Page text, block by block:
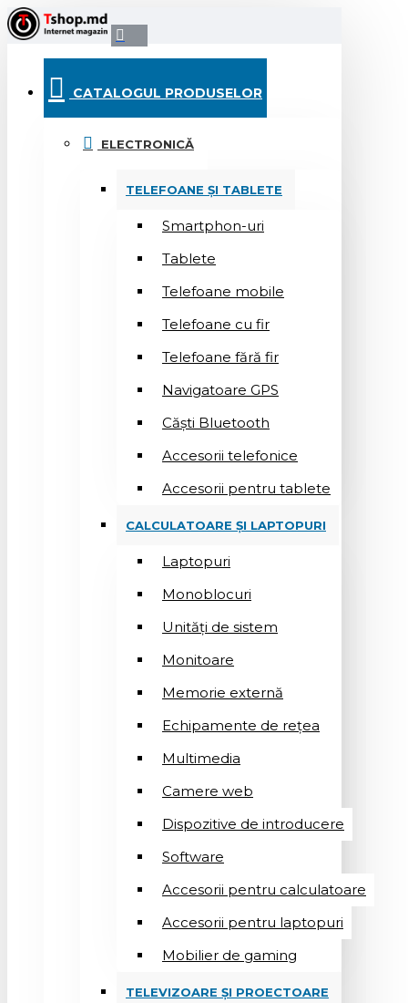
CATALOGUL PRODUSELOR
ELECTRONICĂ
TELEFOANE ȘI TABLETE
Smartphon-uri
Tablete
Telefoane mobile
Telefoane cu fir
Telefoane fără fir
Navigatoare GPS
Căști Bluetooth
Accesorii telefonice
Accesorii pentru tablete
CALCULATOARE ȘI LAPTOPURI
Laptopuri
Monoblocuri
Unități de sistem
Monitoare
Memorie externă
Echipamente de rețea
Multimedia
Camere web
Dispozitive de introducere
Software
Accesorii pentru calculatoare
Accesorii pentru laptopuri
Mobilier de gaming
TELEVIZOARE ȘI PROECTOARE